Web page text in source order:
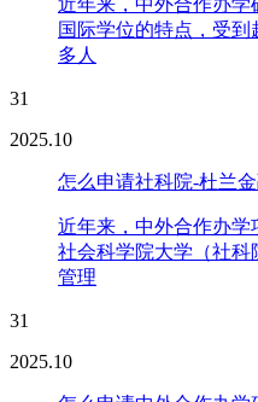
近年来，中外合作办
国际学位的特点，受
多人
31
2025.10
怎么申请社科院-杜兰
近年来，中外合作办学
社会科学院大学（社科
管理
31
2025.10